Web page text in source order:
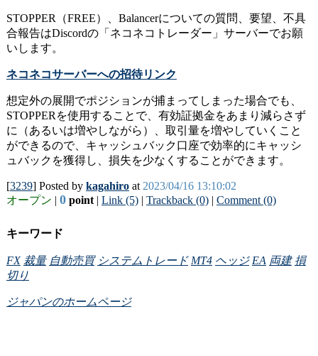
STOPPER（FREE）、Balancerについての質問、要望、不具
合報告はDiscordの「ネコネコトレーダー」サーバーでお願
いします。
ネコネコサーバーへの招待リンク
想定外の展開でポジションが捕まってしまった場合でも、
STOPPERを使用することで、有効証拠金をあまり減らさず
に（あるいは増やしながら）、取引量を増やしていくこと
ができるので、キャッシュバック口座で効率的にキャッシ
ュバックを獲得し、損失を少なくすることができます。
[3239] Posted by kagahiroat 2023/04/16 13:10:02
オープン | 0point| Link (5)| Trackback (0)| Comment (0)
キーワード
FX 裁量 自動売買 システムトレード MT4 ヘッジ EA 両建 損
切り
ジャパンのホームページ